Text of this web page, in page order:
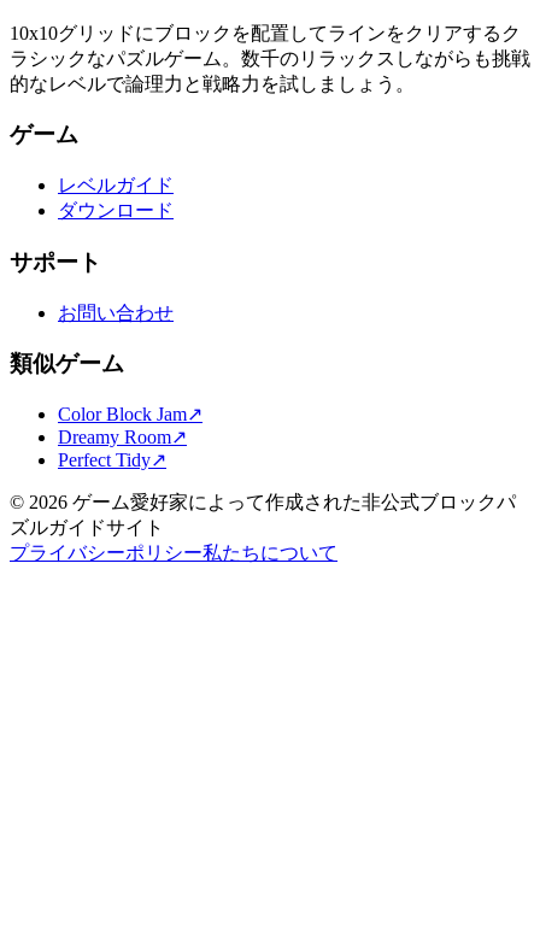
10x10グリッドにブロックを配置してラインをクリアするク
ラシックなパズルゲーム。数千のリラックスしながらも挑戦
的なレベルで論理力と戦略力を試しましょう。
ゲーム
レベルガイド
ダウンロード
サポート
お問い合わせ
類似ゲーム
Color Block Jam↗️
Dreamy Room↗️
Perfect Tidy↗️
© 2026 ゲーム愛好家によって作成された非公式ブロックパ
ズルガイドサイト
プライバシーポリシー私たちについて